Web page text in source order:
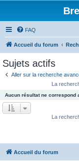
FAQ
Accueil du forum
Sujets actifs
Aller sur la recherche
La
Aucun résultat ne correspond
La
Accueil du forum